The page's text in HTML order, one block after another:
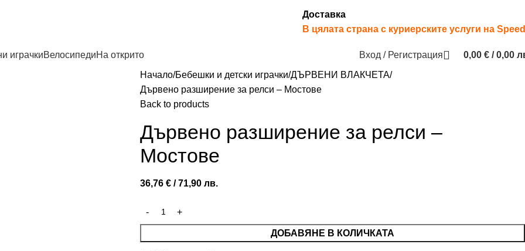
Доставка
В цялата страна с куриерските услуги на
играчкиВелосипедиНа открито Вход / Регистрация 0,00 € / 0,00
Начало Бебешки и детски играчки ДЪРВЕНИ ВЛАКЧЕТА
Дървено разширение за релси – Мостове
Back to products
Дървено разширение за релси –
Мостове
36,76 € / 71,90 лв.
ДОБАВЯНЕ В КОЛИЧКАТА